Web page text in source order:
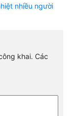
nhiều người
khai. Các